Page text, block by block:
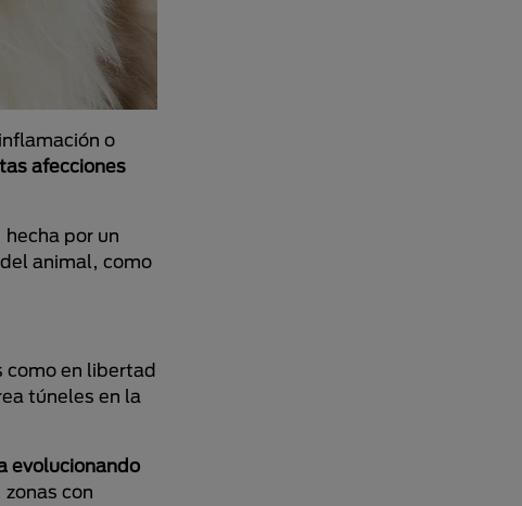
o
afecciones
por un
animal, como
como en libertad
túneles en la
evolucionando
con